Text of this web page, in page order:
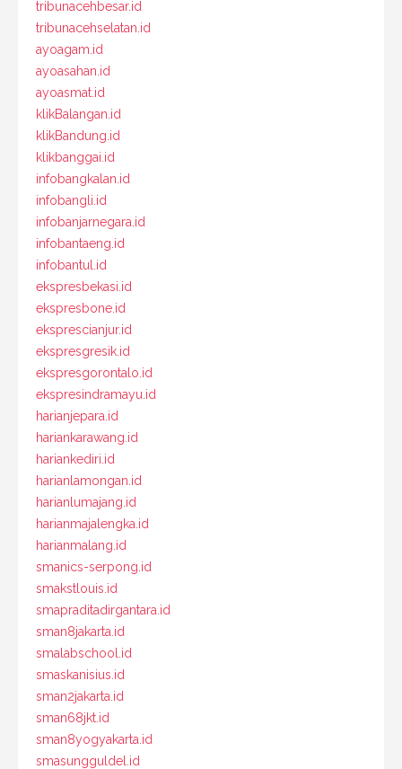
tribunacehbesar.id
tribunacehselatan.id
ayoagam.id
ayoasahan.id
ayoasmat.id
klikBalangan.id
klikBandung.id
klikbanggai.id
infobangkalan.id
infobangli.id
infobanjarnegara.id
infobantaeng.id
infobantul.id
ekspresbekasi.id
ekspresbone.id
eksprescianjur.id
ekspresgresik.id
ekspresgorontalo.id
ekspresindramayu.id
harianjepara.id
hariankarawang.id
hariankediri.id
harianlamongan.id
harianlumajang.id
harianmajalengka.id
harianmalang.id
smanics-serpong.id
smakstlouis.id
smapraditadirgantara.id
sman8jakarta.id
smalabschool.id
smaskanisius.id
sman2jakarta.id
sman68jkt.id
sman8yogyakarta.id
smasungguldel.id